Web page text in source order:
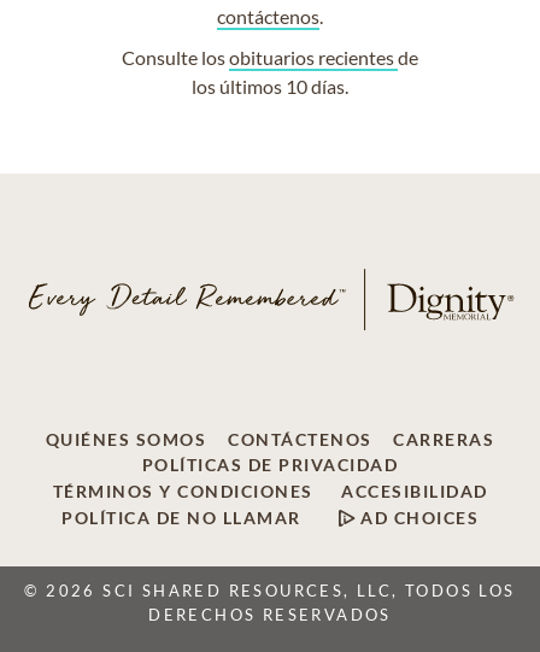
contáctenos.
Consulte losobituarios recientesde
los últimos 10 días.
QUIÉNES SOMOS CONTÁCTENOS
CARRERAS
POLÍTICAS DE PRIVACIDAD
TÉRMINOS Y CONDICIONES
ACCESIBILIDAD
POLÍTICA DE NO LLAMAR
AD CHOICES
© 2026 SCI SHARED RESOURCES, LLC, TODOS LOS
DERECHOS RESERVADOS